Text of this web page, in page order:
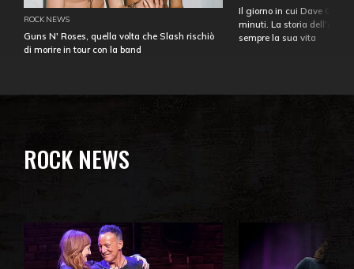
ROCK NEWS
Guns N' Roses, quella volta che Slash rischiò
di morire in tour con la band
Il giorno in cui Dave
minuti. La storia
sempre la sua vita
ROCK NEWS